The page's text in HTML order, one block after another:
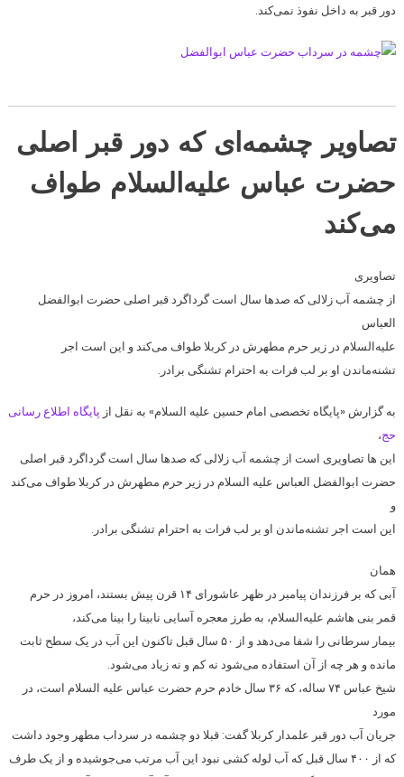
دور قبر به داخل نفوذ نمی‌کند.
تصاویر چشمه‌ای که دور قبر اصلی
حضرت عباس علیه‌السلام طواف
می‌کند
تصاویری
از چشمه آب زلالی که صدها سال است گرداگرد قبر اصلی حضرت ابوالفضل
العباس
علیه‌السلام در زیر حرم مطهرش در کربلا طواف می‌کند و این است اجر
تشنه‌ماندن او بر لب فرات به احترام تشنگی برادر.
به گزارش «پایگاه تخصصی امام حسین علیه السلام» به نقل از پایگاه اطلاع رسانی
حج،
این ها تصاویری است از چشمه آب زلالی که صدها سال است گرداگرد قبر اصلی
حضرت ابوالفضل العباس علیه السلام در زیر حرم مطهرش در کربلا طواف می‌کند
و
این است اجر تشنه‌ماندن او بر لب فرات به احترام تشنگی برادر.
همان
آبی که بر فرزندان پیامبر در ظهر عاشورای ۱۴ قرن پیش بستند، امروز در حرم
قمر بنی هاشم علیه‌السلام، به طرز معجره آسایی نابینا را بینا می‌کند،
بیمار سرطانی را شفا می‌دهد و از ۵۰ سال قبل تاکنون این آب در یک سطح ثابت
مانده و هر چه از آن استفاده می‌شود نه کم و نه زیاد می‌شود.
شیخ عباس ۷۴ ساله، که ۳۶ سال خادم حرم حضرت عباس علیه السلام است، در
مورد
جریان آب دور قبر علمدار کربلا گفت: قبلا دو چشمه در سرداب مطهر وجود داشت
که از ۴۰۰ سال قبل که آب لوله کشی نبود این آب مرتب می‌جوشیده و از یک طرف